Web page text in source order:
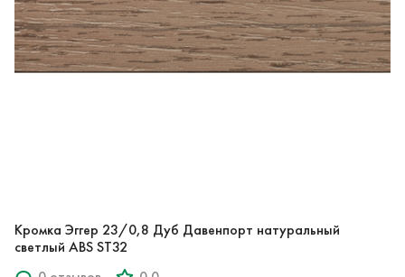
Кромка Эггер 23/0,8 Дуб Давенпорт натуральный
светлый ABS ST32